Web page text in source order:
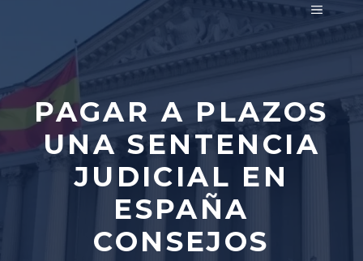
MENÚ
PAGAR A PLAZOS
UNA SENTENCIA
JUDICIAL EN
ESPAÑA
CONSEJOS